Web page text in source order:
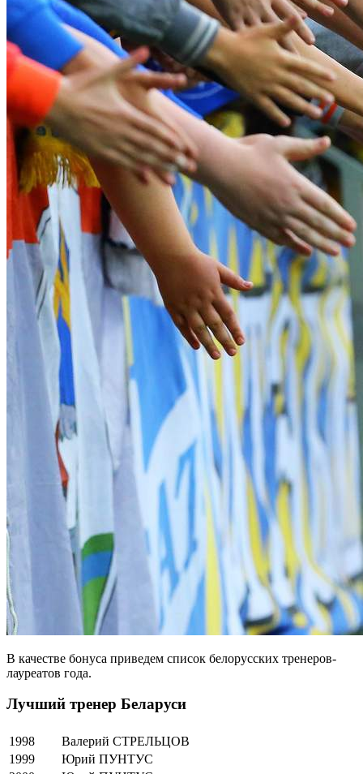
В качестве бонуса приведем список белорусских тренеров-
лауреатов года.
Лучший тренер Беларуси
1998
Валерий СТРЕЛЬЦОВ
1999
Юрий ПУНТУС